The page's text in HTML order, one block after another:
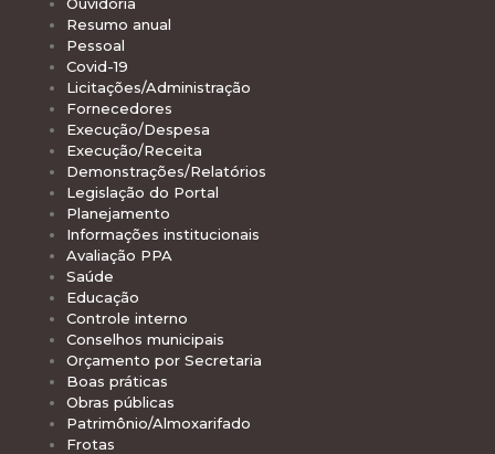
Resumo anual
Pessoal
Covid-19
Licitações/Administração
Fornecedores
Execução/Despesa
Execução/Receita
Demonstrações/Relatórios
Legislação do Portal
Planejamento
Informações institucionais
Avaliação PPA
Saúde
Educação
Controle interno
Conselhos municipais
Orçamento por Secretaria
Boas práticas
Obras públicas
Patrimônio/Almoxarifado
Frotas